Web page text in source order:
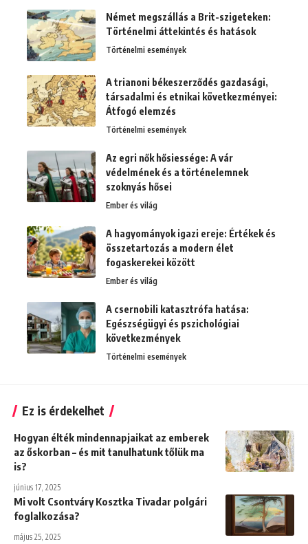
Német megszállás a Brit-szigeteken:
Történelmi áttekintés és hatások
Történelmi események
A trianoni békeszerződés gazdasági,
társadalmi és etnikai következményei:
Átfogó elemzés
Történelmi események
Az egri nők hősiessége: A vár
védelmének és a történelemnek
szoknyás hősei
Ember és világ
A hagyományok igazi ereje: Értékek és
összetartozás a modern élet
fogaskerekei között
Ember és világ
A csernobili katasztrófa hatása:
Egészségügyi és pszichológiai
következmények
Történelmi események
Ez is érdekelhet
Hogyan élték mindennapjaikat az emberek
az őskorban – és mit tanulhatunk tőlük ma
is?
június 17, 2025
Mi volt Csontváry Kosztka Tivadar polgári
foglalkozása?
május 25, 2025